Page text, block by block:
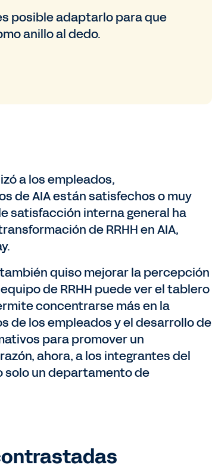
posible adaptarlo para que
anillo al dedo.
a los empleados,
de AIA están satisfechos o muy
satisfacción interna general ha
de RRHH en AIA,
quiso mejorar la percepción
de RRHH puede ver el tablero
concentrarse más en la
de los empleados y el desarrollo de
para promover un
ahora, a los integrantes del
solo un departamento de